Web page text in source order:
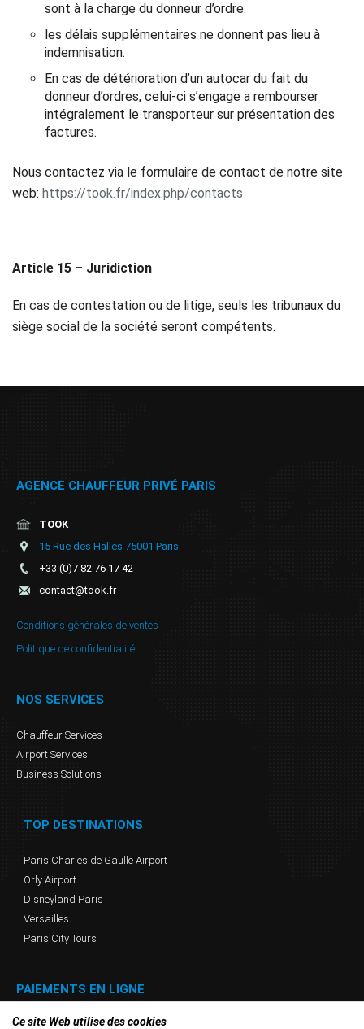
Ce site Web utilise des cookies
sont à la charge du donneur d’ordre.
les délais supplémentaires ne donnent pas lieu à
indemnisation.
En cas de détérioration d’un autocar du fait du
donneur d’ordres, celui-ci s’engage a rembourser
intégralement le transporteur sur présentation des
factures.
Nous contactez via le formulaire de contact de notre site
web: https://took.fr/index.php/contacts
Article 15 – Juridiction
En cas de contestation ou de litige, seuls les tribunaux du
siège social de la société seront compétents.
AGENCE CHAUFFEUR PRIVÉ PARIS
TOOK
15 Rue des Halles 75001 Paris
+33 (0)7 82 76 17 42
contact@took.fr
Conditions générales de ventes
Politique de confidentialité
NOS SERVICES
Chauffeur Services
Airport Services
Business Solutions
TOP DESTINATIONS
Paris Charles de Gaulle Airport
Orly Airport
Disneyland Paris
Versailles
Paris City Tours
PAIEMENTS EN LIGNE